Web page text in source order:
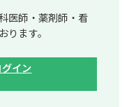
医師・薬剤師・看
ります。
イン